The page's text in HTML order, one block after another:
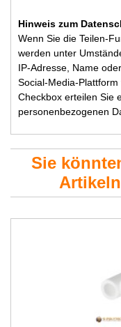
Hinweis zum
Wenn Sie die Teilen-
werden unter
IP-Adresse, Name
Social-Media-
Checkbox erteilen Sie
personenbezogenen
Sie